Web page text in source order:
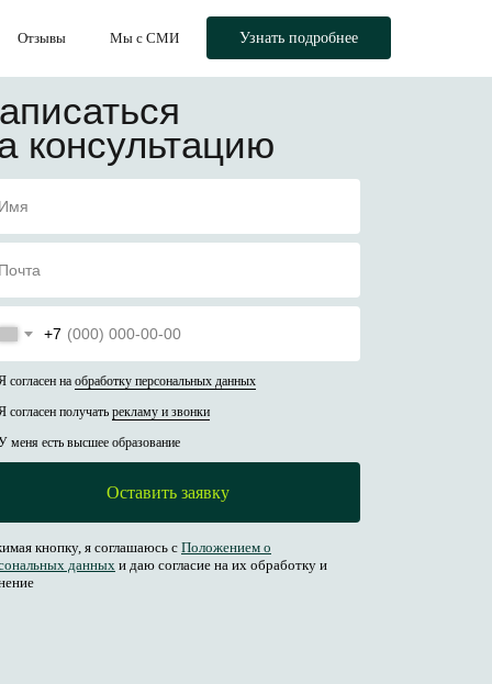
Отзывы Мы с СМИ Узнать подробнее
консультацию
+7
согласен на обработку персональных данных
согласен получать рекламу и звонки
меня есть высшее образование
Оставить заявку
кнопку, я соглашаюсь с Положением о
данных и даю согласие на их обработку и